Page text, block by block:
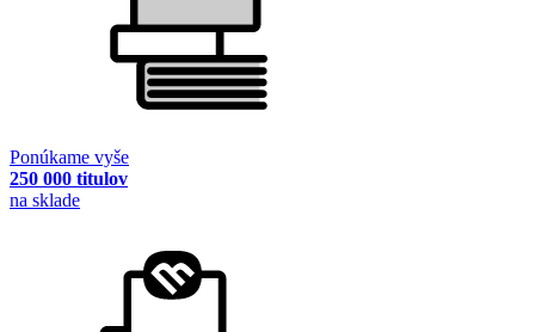
Ponúkame vyše
250 000 titulov
na sklade